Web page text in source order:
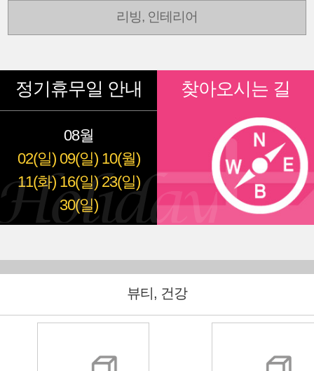
리빙, 인테리어
정기휴무일 안내
08월
02(일) 09(일) 10(월)
11(화) 16(일) 23(일)
30(일)
찾아오시는 길
뷰티, 건강